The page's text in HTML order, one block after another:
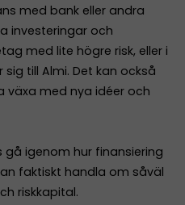
med bank eller andra
investeringar och
med lite högre risk, eller i
till Almi. Det kan också
med nya idéer och
gå igenom hur finansiering
faktiskt handla om såväl
riskkapital.